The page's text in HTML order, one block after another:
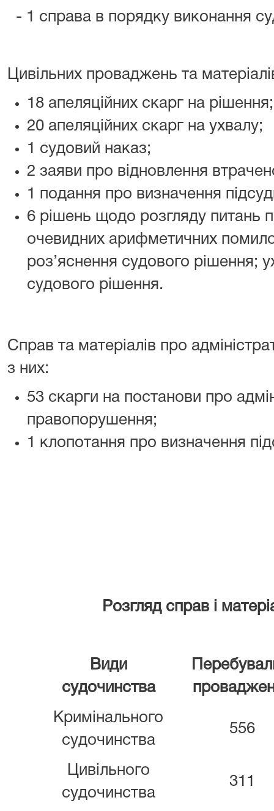
- 1 справа в порядку виконання
Цивільних проваджень та
18 апеляційних скарг на рішення;
20 апеляційних скарг на ухвалу;
1 судовий наказ;
2 заяви про відновлення
1 подання про визначення
6 рішень щодо розгляду питань
очевидних арифметичних
роз’яснення судового рішення;
судового рішення.
Справ та матеріалів про
з них:
53 скарги на постанови про
правопорушення;
1 клопотання про визначення
Розгляд справ і
Види
судочинства
Кримінального
судочинства
556
Цивільного
судочинства
311